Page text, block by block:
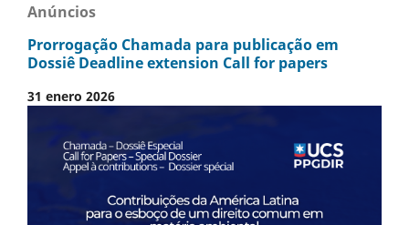
Anúncios
Prorrogação Chamada para publicação em
Dossiê Deadline extension Call for papers
31 enero 2026